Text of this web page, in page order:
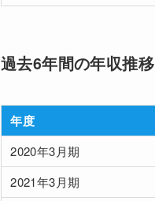
過去6年間の年収推移
年度
2020年3月期
2021年3月期